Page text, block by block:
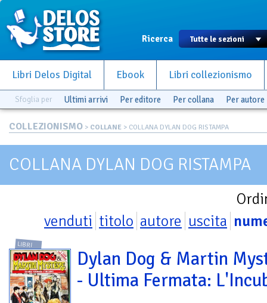
Ricerca
Libri Delos Digital Ebook Libri collezionismo
Sfoglia per Ultimi arrivi Per editore Per collana Per autore
COLLEZIONISMO > COLLANE > COLLANA DYLAN DOG RISTAMPA
COLLANA DYLAN DOG RISTAMPA
venduti titolo autore uscita
LIBRI
Dylan Dog & Martin
- Ultima Fermata: